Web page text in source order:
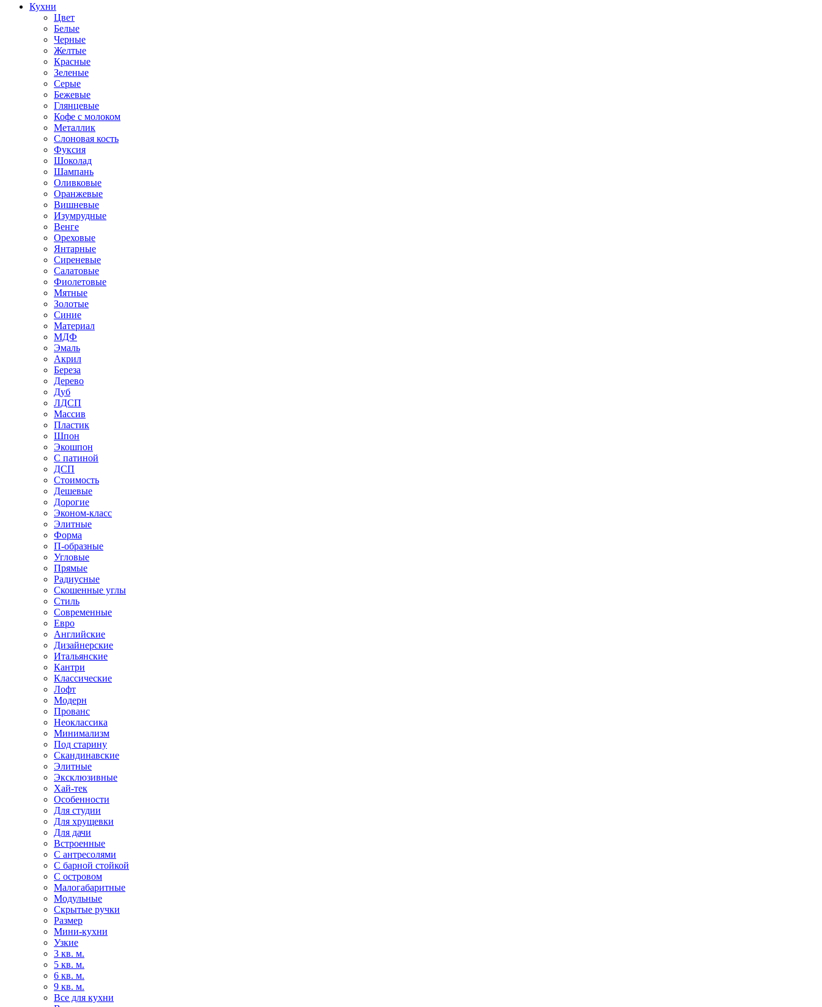
Кухни
Цвет
Белые
Черные
Желтые
Красные
Зеленые
Серые
Бежевые
Глянцевые
Кофе с молоком
Металлик
Слоновая кость
Фуксия
Шоколад
Шампань
Оливковые
Оранжевые
Вишневые
Изумрудные
Венге
Ореховые
Янтарные
Сиреневые
Салатовые
Фиолетовые
Мятные
Золотые
Синие
Материал
МДФ
Эмаль
Акрил
Береза
Дерево
Дуб
ЛДСП
Массив
Пластик
Шпон
Экошпон
С патиной
ДСП
Стоимость
Дешевые
Дорогие
Эконом-класс
Элитные
Форма
П-образные
Угловые
Прямые
Радиусные
Скошенные углы
Стиль
Современные
Евро
Английские
Дизайнерские
Итальянские
Кантри
Классические
Лофт
Модерн
Прованс
Неоклассика
Минимализм
Под старину
Скандинавские
Элитные
Эксклюзивные
Хай-тек
Особенности
Для студии
Для хрущевки
Для дачи
Встроенные
С антресолями
С барной стойкой
С островом
Малогабаритные
Модульные
Скрытые ручки
Размер
Мини-кухни
Узкие
3 кв. м.
5 кв. м.
6 кв. м.
9 кв. м.
Все для кухни